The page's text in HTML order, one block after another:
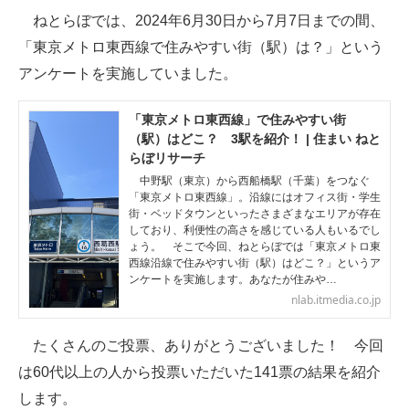
ITの今と未来を見通す
スマホと通信の最新トレンド
進化するPCとデバイスの未来
好きが集まる 比べて選べる
ビジネスと働き方のヒント
AI活用のいまが分かる
企業ITのトレンドを詳説
マーケ×ITの今がよく分かる
ITエンジニア向け専門サイト
ねとらぼでは、2024年6月30日から7月7日までの間、
「東京メトロ東西線で住みやすい街（駅）は？」という
アンケートを実施していました。
「東京メトロ東西線」で住みやすい街
（駅）はどこ？ 3駅を紹介！ | 住まい ねと
らぼリサーチ
中野駅（東京）から西船橋駅（千葉）をつなぐ
「東京メトロ東西線」。沿線にはオフィス街・学生
街・ベッドタウンといったさまざまなエリアが存在
しており、利便性の高さを感じている人もいるでし
ょう。 そこで今回、ねとらぼでは「東京メトロ東
西線沿線で住みやすい街（駅）はどこ？」というア
ンケートを実施します。あなたが住みや…
nlab.itmedia.co.jp
たくさんのご投票、ありがとうございました！ 今回
は60代以上の人から投票いただいた141票の結果を紹介
します。